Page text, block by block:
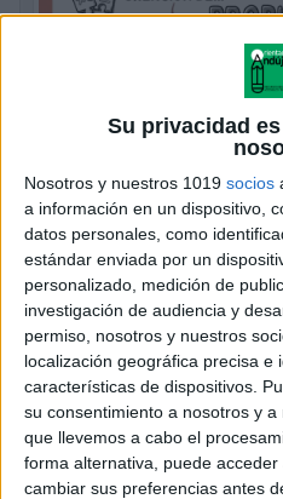
Su privacidad
Nosotros y nuestros 1019 socios
a información en un dispositivo,
datos personales, como
estándar enviada por un
personalizado, medición de
investigación de audiencia y
permiso, nosotros y nuestros
localización geográfica precisa e
características de dispositivos.
su consentimiento a nosotros y
que llevemos a cabo el
forma alternativa, puede
cambiar sus preferencias antes
Organizador gráfico
problemas.
Publicado el 15 junio, 2023
¡Hola a todos los
Hoy tengo el gusto de
educativo que seguramente
un Organizador Gráfico